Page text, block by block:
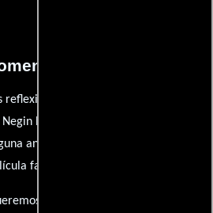
anécdotas y opiniones
Bairami. ¿Qué te ha inspirado de
anécdota personal que desees
favorita en la que ha participado?
escuchar tus pensamientos.